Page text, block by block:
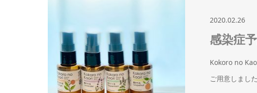
2020.02.26
感染症
Kokoro no
ご用意しまし